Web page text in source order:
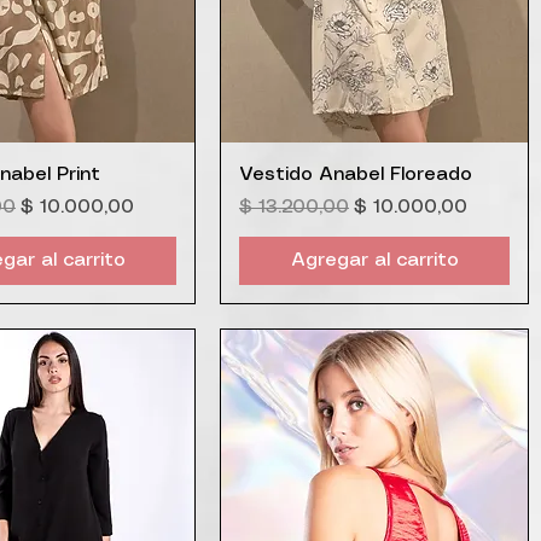
rápida
Print
Precio de oferta
$ 10.000,00
al carrito
Vista rápida
Vestido Anabel Floreado
Precio
$ 13.200,00 Precio de oferta
$ 10.000,00
Agregar al carrito